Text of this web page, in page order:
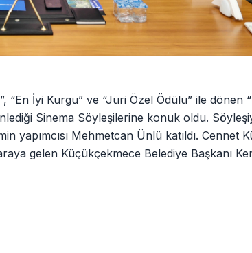
“En İyi Kurgu” ve “Jüri Özel Ödülü” ile dönen
Sinema Söyleşilerine konuk oldu.
Mehmetcan Ünlü katıldı. Cennet
gelen Küçükçekmece Belediye Başkanı